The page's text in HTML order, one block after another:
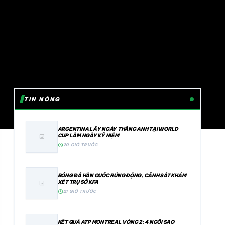
TIN NÓNG
image
ARGENTINA LẤY NGÀY THẮNG ANH TẠI WORLD
CUP LÀM NGÀY KỶ NIỆM
schedule20 GIỜ TRƯỚC
image
BÓNG ĐÁ HÀN QUỐC RÚNG ĐỘNG, CẢNH SÁT KHÁM
XÉT TRỤ SỞ KFA
schedule21 GIỜ TRƯỚC
KẾT QUẢ ATP MONTREAL VÒNG 2: 4 NGÔI SAO